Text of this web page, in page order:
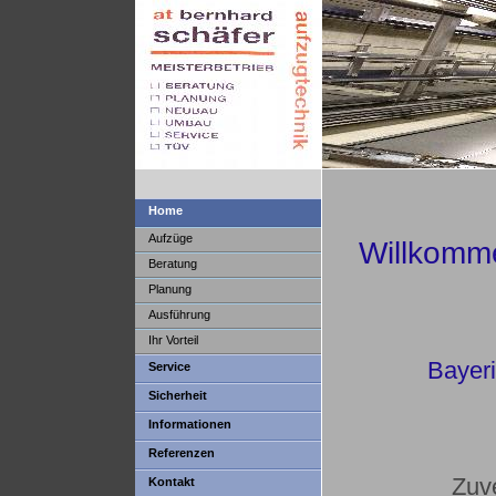
Home
Aufzüge
Beratung
Planung
Ausführung
Ihr Vorteil
Service
Sicherheit
Informationen
Referenzen
Kontakt